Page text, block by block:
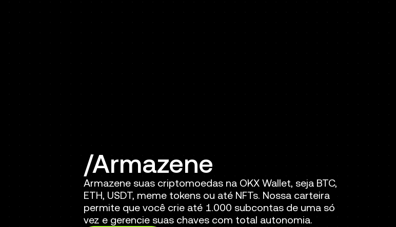
Armazene
Armazene suas criptomoedas na OKX Wallet, seja BTC,
ETH, USDT, meme tokens ou até NFTs. Nossa carteira
permite que você crie até 1.000 subcontas de uma só
vez e gerencie suas chaves com total autonomia.